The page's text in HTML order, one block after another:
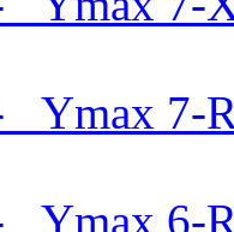
7-
6-